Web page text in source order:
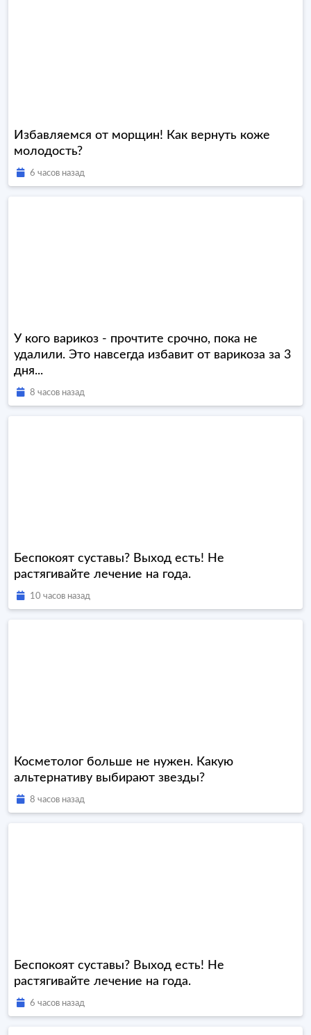
Избавляемся от морщин! Как вернуть коже
молодость?
6 часов назад
У кого варикоз - прочтите срочно, пока не
удалили. Это навсегда избавит от варикоза за 3
дня...
8 часов назад
Беспокоят суставы? Выход есть! Не
растягивайте лечение на года.
10 часов назад
Косметолог больше не нужен. Какую
альтернативу выбирают звезды?
8 часов назад
Беспокоят суставы? Выход есть! Не
растягивайте лечение на года.
6 часов назад